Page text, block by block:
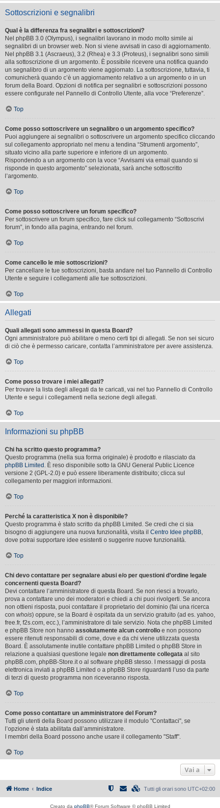
Sottoscrizioni e segnalibri
Qual è la differenza fra segnalibri e sottoscrizioni?
Nel phpBB 3.0 (Olympus), i segnalibri lavorano in modo molto simile ai
segnalibri di un browser web. Non si viene avvisati in caso di aggiornamento.
Nel phpBB 3.1 (Ascraeus), 3.2 (Rhea) e 3.3 (Proteus), i segnalibri sono simili
alla sottoscrizione di un argomento. È possibile ricevere una notifica quando
un segnalibro di un argomento viene aggiornato. La sottoscrizione, tuttavia, ti
comunicherà quando c’è un aggiornamento relativo a un argomento o in un
forum della Board. Opzioni di notifica per segnalibri e sottoscrizioni possono
essere configurate nel Pannello di Controllo Utente, alla voce “Preferenze”.
Top
Come posso sottoscrivere un segnalibro o un argomento specifico?
Puoi aggiungere ai segnalibri o sottoscrivere un argomento specifico cliccando
sul collegamento appropriato nel menu a tendina “Strumenti argomento”,
situato vicino alla parte superiore e inferiore di un argomento.
Rispondendo a un argomento con la voce “Avvisami via email quando si
risponde in questo argomento” selezionata, sarà anche sottoscritto
l’argomento.
Top
Come posso sottoscrivere un forum specifico?
Per sottoscrivere un forum specifico, fare click sul collegamento “Sottoscrivi
forum”, in fondo alla pagina, entrando nel forum.
Top
Come cancello le mie sottoscrizioni?
Per cancellare le tue sottoscrizioni, basta andare nel tuo Pannello di Controllo
Utente e seguire i collegamenti alle tue sottoscrizioni.
Top
Allegati
Quali allegati sono ammessi in questa Board?
Ogni amministratore può abilitare o meno certi tipi di allegati. Se non sei sicuro
di ciò che è permesso caricare, contatta l’amministratore per avere assistenza.
Top
Come posso trovare i miei allegati?
Per trovare la lista degli allegati da te caricati, vai nel tuo Pannello di Controllo
Utente e segui i collegamenti nella sezione degli allegati.
Top
Informazioni su phpBB
Chi ha scritto questo programma?
Questo programma (nella sua forma originale) è prodotto e rilasciato da
phpBB Limited . È reso disponibile sotto la GNU General Public Licence
versione 2 (GPL-2.0) e può essere liberamente distribuito; clicca sul
collegamento per maggiori informazioni.
Top
Perché la caratteristica X non è disponibile?
Questo programma è stato scritto da phpBB Limited. Se credi che ci sia
bisogno di aggiungere una nuova funzionalità, visita il Centro Idee phpBB,
dove potrai supportare idee esistenti o suggerire nuove funzionalità.
Top
Chi devo contattare per segnalare abusi e/o per questioni d’ordine legale
concernenti questa Board?
Devi contattare l’amministratore di questa Board. Se non riesci a trovarlo,
prova a contattare uno dei moderatori e chiedi a chi puoi rivolgerti. Se ancora
non ottieni risposta, puoi contattare il proprietario del dominio (fai una ricerca
con whois) oppure, se la Board è ospitata da un servizio gratuito (ad es. yahoo,
free.fr, f2s.com, ecc.), l’amministratore di tale servizio. Nota che phpBB Limited
e phpBB Store non hanno assolutamente alcun controllo e non possono
essere ritenuti responsabili di come, dove e da chi viene utilizzata questa
Board. È assolutamente inutile contattare phpBB Limited o phpBB Store in
relazione a qualsiasi questione legale non direttamente collegata al sito
phpBB.com, phpBB-Store.it o al software phpBB stesso. I messaggi di posta
elettronica inviati a phpBB Limited o a phpBB Store riguardanti l’uso da parte
di terzi di questo programma non riceveranno risposta.
Top
Come posso contattare un amministratore del Forum?
Tutti gli utenti della Board possono utilizzare il modulo "Contattaci", se
l’opzione è stata abilitata dall’amministratore.
I membri della Board possono anche usare il collegamento "Staff".
Top
Vai a
Home Indice Tutti gli orari sono UTC+02:00
Creato da phpBB® Forum Software © phpBB Limited